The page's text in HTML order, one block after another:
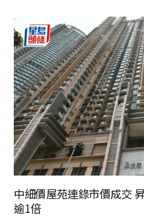
中細價屋苑連錄市價成交
逾1倍